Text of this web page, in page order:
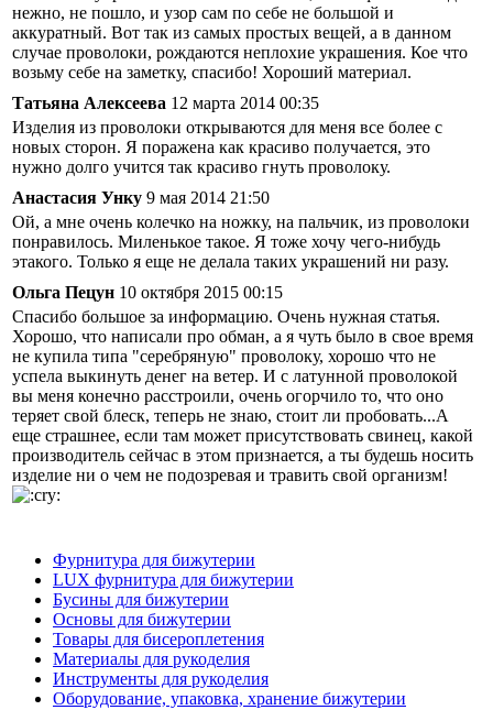
нежно, не пошло, и узор сам по себе не большой и
аккуратный. Вот так из самых простых вещей, а в данном
случае проволоки, рождаются неплохие украшения. Кое что
возьму себе на заметку, спасибо! Хороший материал.
Татьяна Алексеева 12 марта 2014 00:35
Изделия из проволоки открываются для меня все более с
новых сторон. Я поражена как красиво получается, это
нужно долго учится так красиво гнуть проволоку.
Анастасия Унку 9 мая 2014 21:50
Ой, а мне очень колечко на ножку, на пальчик, из проволоки
понравилось. Миленькое такое. Я тоже хочу чего-нибудь
этакого. Только я еще не делала таких украшений ни разу.
Ольга Пецун 10 октября 2015 00:15
Спасибо большое за информацию. Очень нужная статья.
Хорошо, что написали про обман, а я чуть было в свое время
не купила типа "серебряную" проволоку, хорошо что не
успела выкинуть денег на ветер. И с латунной проволокой
вы меня конечно расстроили, очень огорчило то, что оно
теряет свой блеск, теперь не знаю, стоит ли пробовать...А
еще страшнее, если там может присутствовать свинец, какой
производитель сейчас в этом признается, а ты будешь носить
изделие ни о чем не подозревая и травить свой организм!
Фурнитура для бижутерии
LUX фурнитура для бижутерии
Бусины для бижутерии
Основы для бижутерии
Товары для бисероплетения
Материалы для рукоделия
Инструменты для рукоделия
Оборудование, упаковка, хранение бижутерии